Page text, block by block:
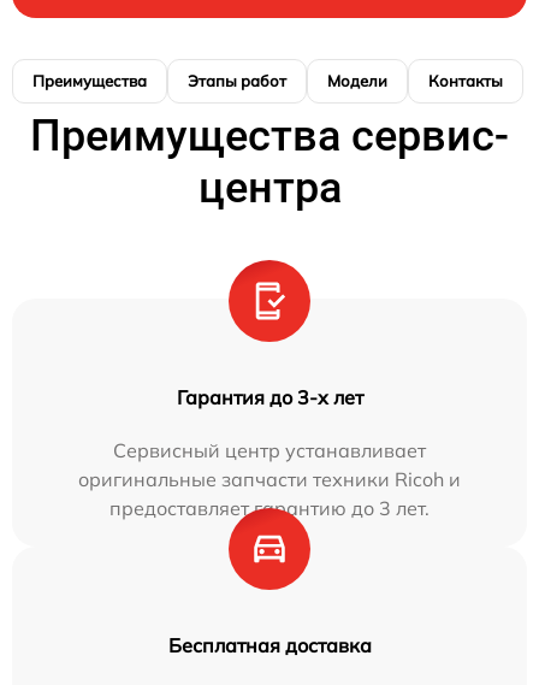
Преимущества Этапы работ Модели Контакты
Преимущества сервис-
центра
Гарантия до 3-х лет
Сервисный центр устанавливает
оригинальные запчасти техники Ricoh и
предоставляет гарантию до 3 лет.
Бесплатная доставка